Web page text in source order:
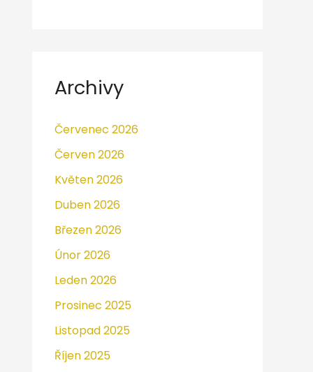
Archivy
Červenec 2026
Červen 2026
Květen 2026
Duben 2026
Březen 2026
Únor 2026
Leden 2026
Prosinec 2025
Listopad 2025
Říjen 2025